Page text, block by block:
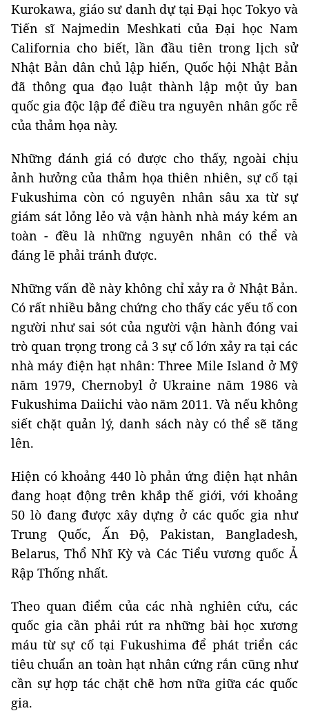
Kurokawa, giáo sư danh dự tại Đại học Tokyo và
Tiến sĩ Najmedin Meshkati của Đại học Nam
California cho biết, lần đầu tiên trong lịch sử
Nhật Bản dân chủ lập hiến, Quốc hội Nhật Bản
đã thông qua đạo luật thành lập một ủy ban
quốc gia độc lập để điều tra nguyên nhân gốc rễ
của thảm họa này.
Những đánh giá có được cho thấy, ngoài chịu
ảnh hưởng của thảm họa thiên nhiên, sự cố tại
Fukushima còn có nguyên nhân sâu xa từ sự
giám sát lỏng lẻo và vận hành nhà máy kém an
toàn - đều là những nguyên nhân có thể và
đáng lẽ phải tránh được.
Những vấn đề này không chỉ xảy ra ở Nhật Bản.
Có rất nhiều bằng chứng cho thấy các yếu tố con
người như sai sót của người vận hành đóng vai
trò quan trọng trong cả 3 sự cố lớn xảy ra tại các
nhà máy điện hạt nhân: Three Mile Island ở Mỹ
năm 1979, Chernobyl ở Ukraine năm 1986 và
Fukushima Daiichi vào năm 2011. Và nếu không
siết chặt quản lý, danh sách này có thể sẽ tăng
lên.
Hiện có khoảng 440 lò phản ứng điện hạt nhân
đang hoạt động trên khắp thế giới, với khoảng
50 lò đang được xây dựng ở các quốc gia như
Trung Quốc, Ấn Độ, Pakistan, Bangladesh,
Belarus, Thổ Nhĩ Kỳ và Các Tiểu vương quốc Ả
Rập Thống nhất.
Theo quan điểm của các nhà nghiên cứu, các
quốc gia cần phải rút ra những bài học xương
máu từ sự cố tại Fukushima để phát triển các
tiêu chuẩn an toàn hạt nhân cứng rắn cũng như
cần sự hợp tác chặt chẽ hơn nữa giữa các quốc
gia.